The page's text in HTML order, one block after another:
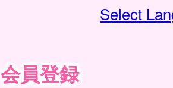
Select
会員登録